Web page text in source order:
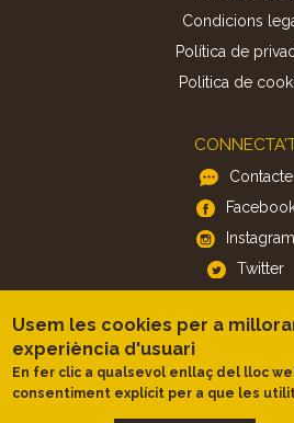
Condicions
Política de
Politica de
Contacte
Instagram
Twitter
APP
iOS
Android
Usem les cookies per a
experiència d'usuari
En fer clic a qualsevol enllaç del lloc
consentiment explícit per a que les